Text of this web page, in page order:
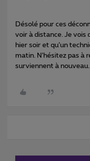
Désolé pour ces
voir à distance. Je vois
hier soir et qu’un
matin. N’hésitez pas à
surviennent à nouveau.